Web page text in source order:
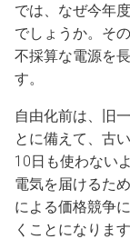
では、なぜ今年
でしょうか。そ
不採算な電源を
す。
自由化前は、旧
とに備えて、古
10日も使わない
電気を届けるた
による価格競争
くことになりま